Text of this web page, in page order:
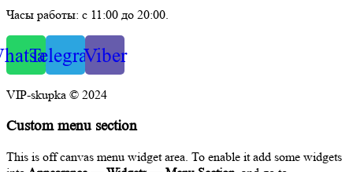
Часы работы: с 11:00 до 20:00.
TelegramViber
VIP-skupka © 2024
Custom menu section
This is off canvas menu widget area. To enable it add some widgets